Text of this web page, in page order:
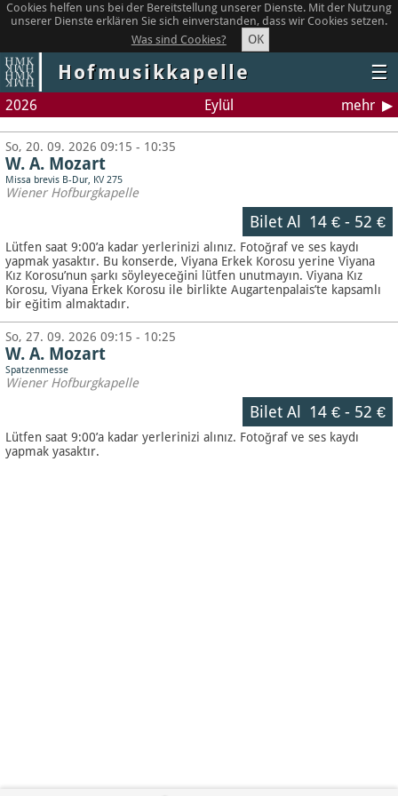
Cookies helfen uns bei der Bereitstellung unserer Dienste. Mit der Nutzung
unserer Dienste erklären Sie sich einverstanden, dass wir Cookies setzen.
Was sind Cookies?
OK
Hofmusikkapelle ☰
2026 Eylül mehr
So, 20. 09. 2026 09:15 - 10:35
W. A. Mozart
Missa brevis B-Dur, KV 275
Wiener Hofburgkapelle
Bilet Al 14 €- 52 €
Lütfen saat 9:00’a kadar yerlerinizi alınız. Fotoğraf ve ses kaydı
yapmak yasaktır. Bu konserde, Viyana Erkek Korosu yerine Viyana
Kız Korosu’nun şarkı söyleyeceğini lütfen unutmayın. Viyana Kız
Korosu, Viyana Erkek Korosu ile birlikte Augartenpalais’te kapsamlı
bir eğitim almaktadır.
So, 27. 09. 2026 09:15 - 10:25
W. A. Mozart
Spatzenmesse
Wiener Hofburgkapelle
Bilet Al 14 €- 52 €
Lütfen saat 9:00’a kadar yerlerinizi alınız. Fotoğraf ve ses kaydı
yapmak yasaktır.